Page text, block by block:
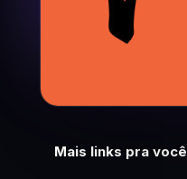
Mais links pra você